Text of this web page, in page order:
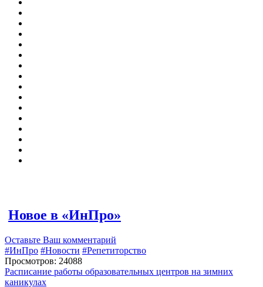
Новое в «ИнПро»
Оставьте Ваш комментарий
#ИнПро #Новости #Репетиторство
Просмотров: 24088
Расписание работы образовательных центров на зимних
каникулах